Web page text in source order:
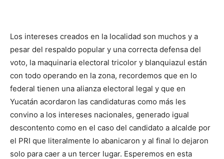
Los intereses creados en la localidad son muchos y a
pesar del respaldo popular y una correcta defensa del
voto, la maquinaria electoral tricolor y blanquiazul están
con todo operando en la zona, recordemos que en lo
federal tienen una alianza electoral legal y que en
Yucatán acordaron las candidaturas como más les
convino a los intereses nacionales, generado igual
descontento como en el caso del candidato a alcalde por
el PRI que literalmente lo abanicaron y al final lo dejaron
solo para caer a un tercer lugar. Esperemos en esta